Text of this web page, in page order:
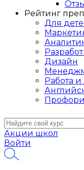
Рейтинг
Для
Дизайн
Работа и
Акции школ
Войти